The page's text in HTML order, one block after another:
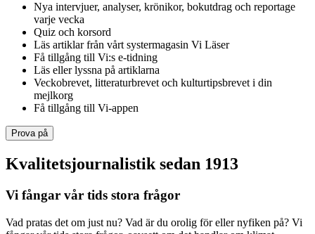
Nya intervjuer, analyser, krönikor, bokutdrag och reportage
varje vecka
Quiz och korsord
Läs artiklar från vårt systermagasin Vi Läser
Få tillgång till Vi:s e-tidning
Läs eller lyssna på artiklarna
Veckobrevet, litteraturbrevet och kulturtipsbrevet i din
mejlkorg
Få tillgång till Vi-appen
Prova på
Kvalitetsjournalistik sedan 1913
Vi fångar vår tids stora frågor
Vad pratas det om just nu? Vad är du orolig för eller nyfiken på? Vi